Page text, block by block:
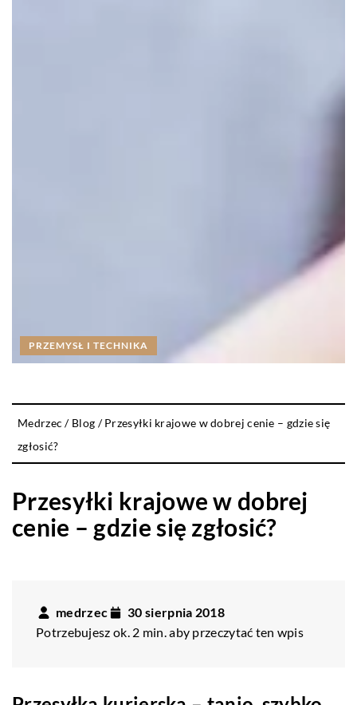
PRZEMYSŁ I TECHNIKA
Medrzec / Blog /Przesyłki krajowe w dobrej cenie – gdzie się
zgłosić?
Przesyłki krajowe w dobrej
cenie – gdzie się zgłosić?
medrzec
30 sierpnia 2018
Potrzebujesz ok. 2 min. aby przeczytać ten wpis